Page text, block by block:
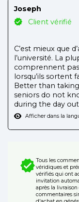
Joseph
Client vérifié
C’est mieux que
l’université. La
comprennent pas
lorsqu’ils sortent
Better than
seniors do not
during the day
Afficher dans la
Tous les
véridiques et
vérifiés qui ont
invitation
après la
commentaires